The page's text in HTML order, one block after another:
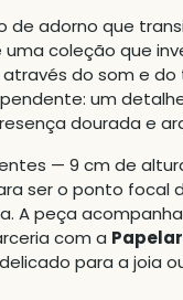
de adorno que
coleção que
do som e
um
dourada e
— 9 cm de
ser o ponto focal
A peça
com a
para a joia